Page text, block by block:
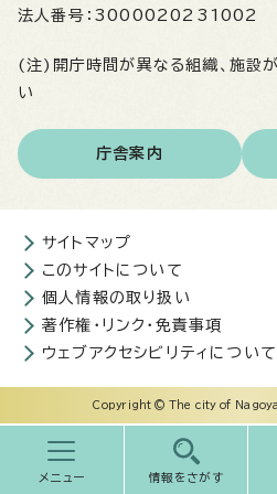
メニュー 情報をさがす
法人番号： 3000020231002
(注)開庁時間が異なる組織、施設
い
庁舎案内
サイトマップ
このサイトについて
個人情報の取り扱い
著作権・リンク・免責事項
ウェブアクセシビリティについて
Copyright © The city of